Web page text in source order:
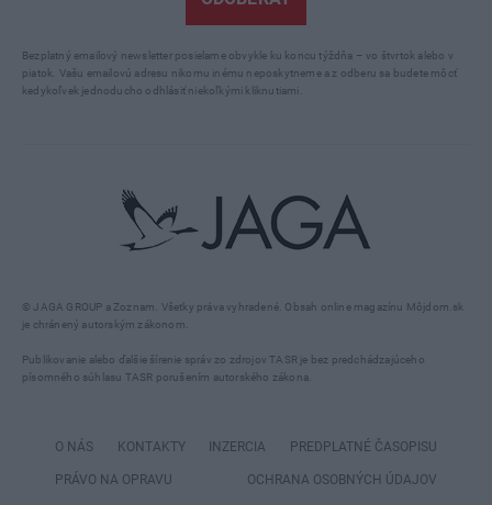
© JAGA GROUP a Zoznam. Všetky práva vyhradené. Obsah online magazínu Môjdom.sk
je chránený autorským zákonom.
Publikovanie alebo ďalšie šírenie správ zo zdrojov TASR je bez predchádzajúceho
písomného súhlasu TASR porušením autorského zákona.
Bezplatný emailový newsletter posielame obvykle ku koncu týždňa – vo štvrtok alebo v
piatok. Vašu emailovú adresu nikomu inému neposkytneme a z odberu sa budete môcť
kedykoľvek jednoducho odhlásiť niekoľkými kliknutiami.
O NÁS KONTAKTY INZERCIA PREDPLATNÉ ČASOPISU
PRÁVO NA OPRAVU OCHRANA OSOBNÝCH ÚDAJOV